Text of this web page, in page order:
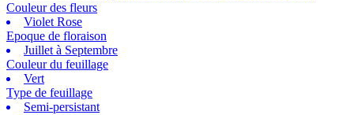
Couleur des fleurs
Violet Rose
Epoque de floraison
Juillet à Septembre
Couleur du feuillage
Vert
Type de feuillage
Semi-persistant